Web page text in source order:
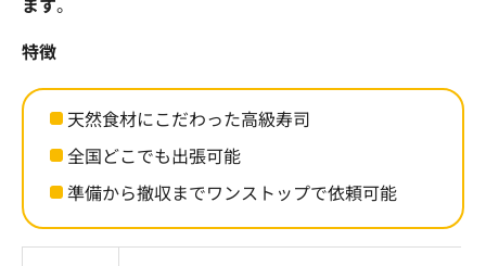
特徴
天然食材にこだわった高級寿司
全国どこでも出張可能
準備から撤収までワンストップで依頼可能